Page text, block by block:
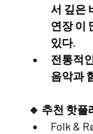
서 깊은
연장 이
있다.
전통적
음악과
🔹 추천 핫플
Folk &